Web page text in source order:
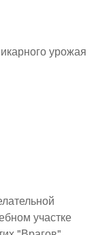
урожая
участке